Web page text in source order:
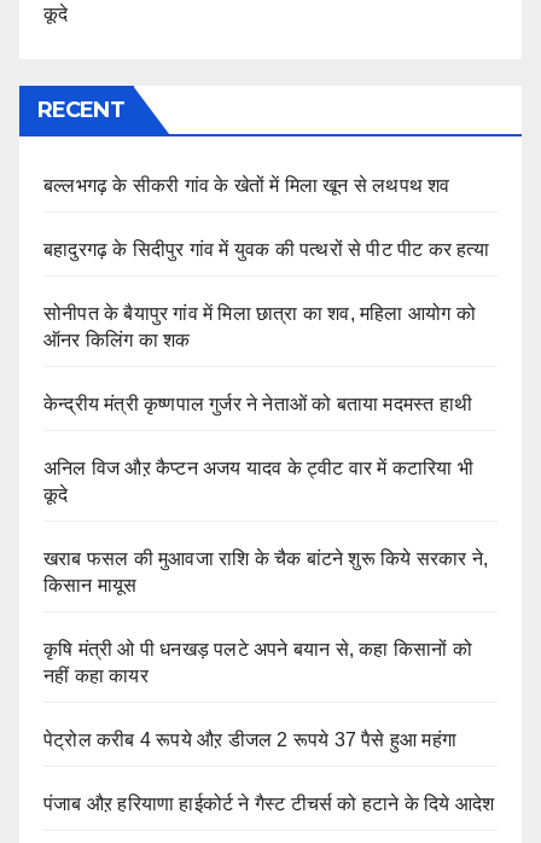
कूदे
RECENT
बल्लभगढ़ के सीकरी गांव के खेतों में मिला खून से लथपथ शव
बहादुरगढ़ के सिदीपुर गांव में युवक की पत्थरों से पीट पीट कर हत्या
सोनीपत के बैयापुर गांव में मिला छात्रा का शव, महिला आयोग को
ऑनर किलिंग का शक
केन्द्रीय मंत्री कृष्णपाल गुर्जर ने नेताओं को बताया मदमस्त हाथी
अनिल विज औऱ कैप्टन अजय यादव के ट्वीट वार में कटारिया भी
कूदे
खराब फसल की मुआवजा राशि के चैक बांटने शुरू किये सरकार ने,
किसान मायूस
कृषि मंत्री ओ पी धनखड़ पलटे अपने बयान से, कहा किसानों को
नहीं कहा कायर
पेट्रोल करीब 4 रूपये औऱ डीजल 2 रूपये 37 पैसे हुआ महंगा
पंजाब औऱ हरियाणा हाईकोर्ट ने गैस्ट टीचर्स को हटाने के दिये आदेश